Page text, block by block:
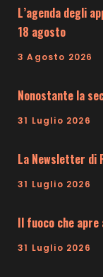
L’agenda degli
18 agosto
3 Agosto 2026
Nonostante la
31 Luglio 2026
La Newsletter di
31 Luglio 2026
Il fuoco che
31 Luglio 2026